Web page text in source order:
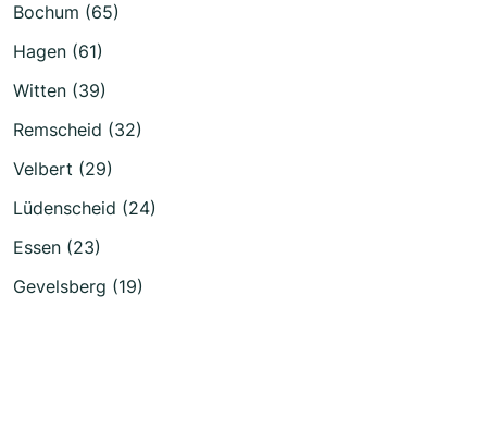
Bochum (65)
Hagen (61)
Witten (39)
Remscheid (32)
Velbert (29)
Lüdenscheid (24)
Essen (23)
Gevelsberg (19)